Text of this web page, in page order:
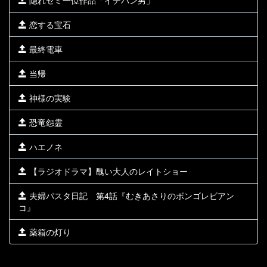
恋する宝石
最終電車
当帰
神様の実験
恐竜怨霊
ハエノネ
【ラジオドラマ】醜い大人のレイトショー
夫婦パスタ日記 第4話『むきあさりのボンゴレビアン
コ』
薬箱の灯り